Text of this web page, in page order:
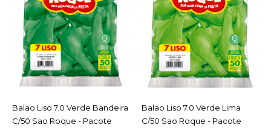
LISTA DE DESEJO
SAO ROQUE
Balao Liso 7.0 Preto
Ebano C/50 Sao Roque -
Pacote
INDISPONÍVEL
ACESSAR
Balao Liso 7.0 Verde Bandeira
C/50 Sao Roque - Pacote
ACESSAR
Balao Liso 7.0 Verde Lima
C/50 Sao Roque - Pacote